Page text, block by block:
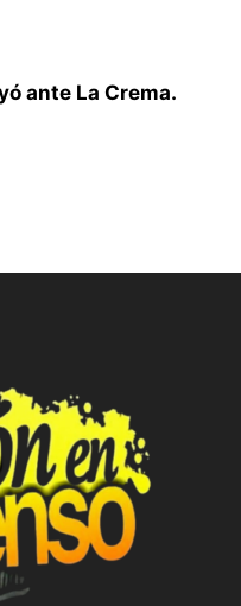
ante La Crema.